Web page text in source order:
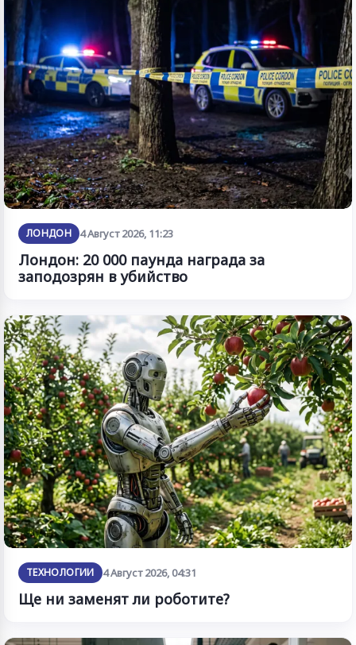
ЛОНДОН 4 Август 2026, 11:23
Лондон: 20 000 паунда награда за
заподозрян в убийство
ТЕХНОЛОГИИ 4 Август 2026, 04:31
Ще ни заменят ли роботите?